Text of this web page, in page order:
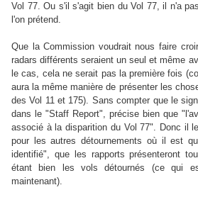
Vol 77. Ou s'il s'agit bien du Vol 77, il n'a
l'on prétend.
Que la Commission voudrait nous faire
radars différents seraient un seul et même
le cas, cela ne serait pas la première fois
aura la même manière de présenter les
des Vol 11 et 175). Sans compter que le
dans le "Staff Report", précise bien que
associé à la disparition du Vol 77". Donc il
pour les autres détournements où il est
identifié", que les rapports présenteront
étant bien les vols détournés (ce qui
maintenant).